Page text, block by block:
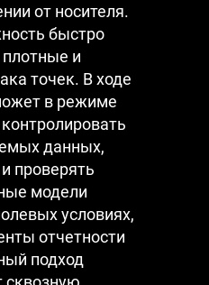
от носителя.
быстро
и
точек. В ходе
в режиме
данных,
проверять
модели
условиях,
отчетности
подход